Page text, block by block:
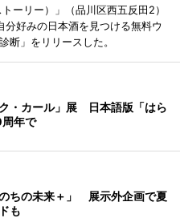
ーリー）」（品川区西五反田2）
好みの日本酒を見つける無料ウ
断」をリリースした。
・カール」展 日本語版「はら
年で
ちの未来＋」 展示外企画で夏
も